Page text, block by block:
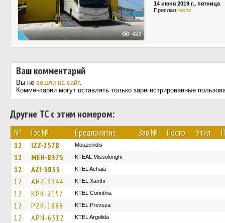
423
14 июня 2019 г., пятница
Прислал reshz
Ваш комментарий
Вы не вошли на сайт.
Комментарии могут оставлять только зарегистрированные
Другие ТС с этим номером:
№ Гос.№ Предприятие Зав.№ Постр. Утил.
12 IZZ-2578 Mouzenidis
12 MEH-8375 KTEAL Missolonghi
12 AZI-5855 KTEL Achaia
12 AHZ-3344 KTEL Xanthi
12 KPK-2157 KTEL Corinthia
12 PZK-1888 KTEL Preveza
12 APN-6312 KTEL Argolida